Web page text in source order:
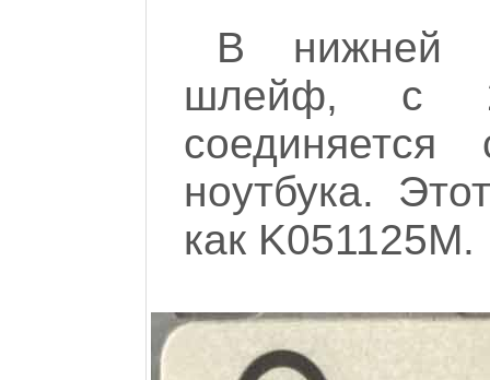
В нижней
шлейф, с
ноутбука.
как K051125M.